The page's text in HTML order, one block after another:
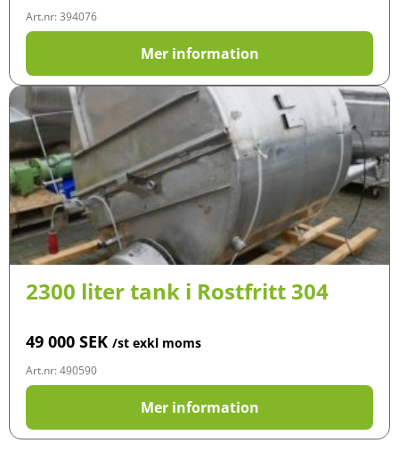
Art.nr: 394076
Mer information
2300 liter tank i Rostfritt 304
49 000 SEK /st exkl moms
Art.nr: 490590
Mer information